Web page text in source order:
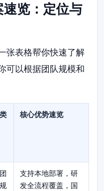
览：定位与
张表格帮你快速了解
可以根据团队规模和
核心优势速览
支持本地部署，研
发全流程覆盖，国